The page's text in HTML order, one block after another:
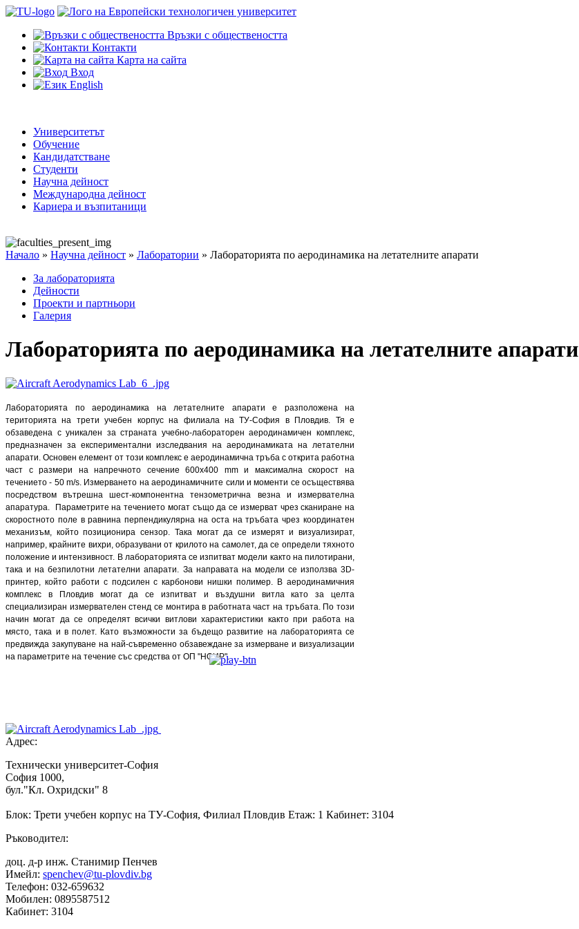
Връзки с обществеността
Контакти
Карта на сайта
Вход
English
Университетът
Обучение
Кандидатстване
Студенти
Научна дейност
Международна дейност
Кариера и възпитаници
Начало » Научна дейност » Лаборатории » Лабораторията по аеродинамика на летателните апарати
За лабораторията
Дейности
Проекти и партньори
Галерия
Лабораторията по аеродинамика на летателните апарати
Лабораторията по аеродинамика на летателните апарати е разположена на
територията на трети учебен корпус на филиала на ТУ-София в Пловдив. Тя е
обзаведена с уникален за страната учебно-лабораторен аеродинамичен комплекс,
предназначен за експериментални изследвания на аеродинамиката на летателни
апарати. Основен елемент от този комплекс е аеродинамична тръба с открита работна
част с размери на напречното сечение 600х400 mm и максимална скорост на
течението - 50 m/s. Измерването на аеродинамичните сили и моменти се осъществява
посредством вътрешна шест-компонентна тензометрична везна и измервателна
апаратура. Параметрите на течението могат също да се измерват чрез сканиране на
скоростното поле в равнина перпендикулярна на оста на тръбата чрез координатен
механизъм, който позиционира сензор. Така могат да се измерят и визуализират,
например, крайните вихри, образувани от крилото на самолет, да се определи тяхното
положение и интензивност. В лабораторията се изпитват модели както на пилотирани,
така и на безпилотни летателни апарати. За направата на модели се използва 3D-
принтер, който работи с подсилен с карбонови нишки полимер. В аеродинамичния
комплекс в Пловдив могат да се изпитват и въздушни витла като за целта
специализиран измервателен стенд се монтира в работната част на тръбата. По този
начин могат да се определят всички витлови характеристики както при работа на
място, така и в полет. Като възможности за бъдещо развитие на лабораторията се
предвижда закупуване на най-съвременно обзавеждане за измерване и визуализации
на параметрите на течение със средства от ОП "НОИР".
Адрес:
Технически университет-София
София 1000,
бул."Кл. Охридски" 8
Блок: Трети учебен корпус на ТУ-София, Филиал Пловдив Етаж: 1 Кабинет: 3104
Ръководител:
доц. д-р инж. Станимир Пенчев
Имейл: spenchev@tu-plovdiv.bg
Телефон: 032-659632
Мобилен: 0895587512
Кабинет: 3104